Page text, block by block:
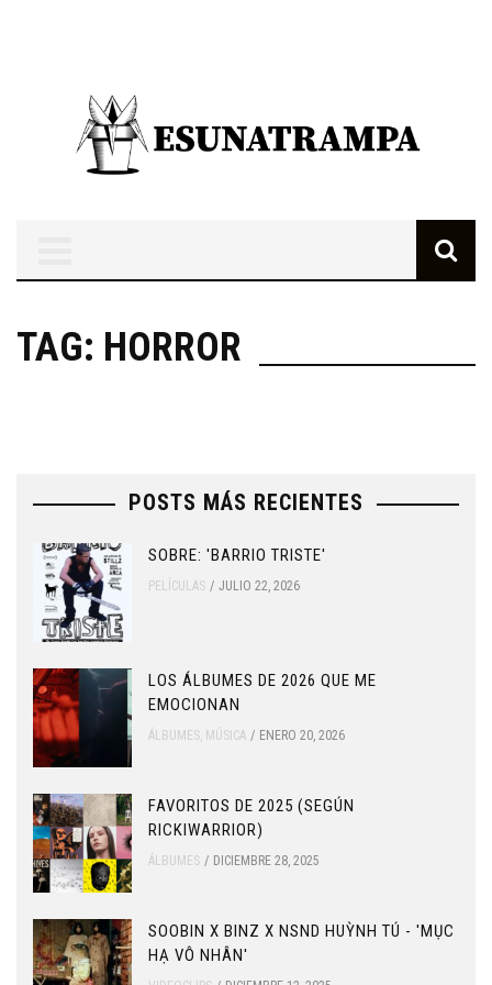
TAG: HORROR
POSTS MÁS RECIENTES
SOBRE: 'BARRIO TRISTE'
PELÍCULAS JULIO 22, 2026
LOS ÁLBUMES DE 2026 QUE ME
EMOCIONAN
ÁLBUMES, MÚSICA ENERO 20, 2026
FAVORITOS DE 2025 (SEGÚN
RICKIWARRIOR)
ÁLBUMES DICIEMBRE 28, 2025
SOOBIN X BINZ X NSND HUỲNH TÚ - 'MỤC
HẠ VÔ NHÂN'